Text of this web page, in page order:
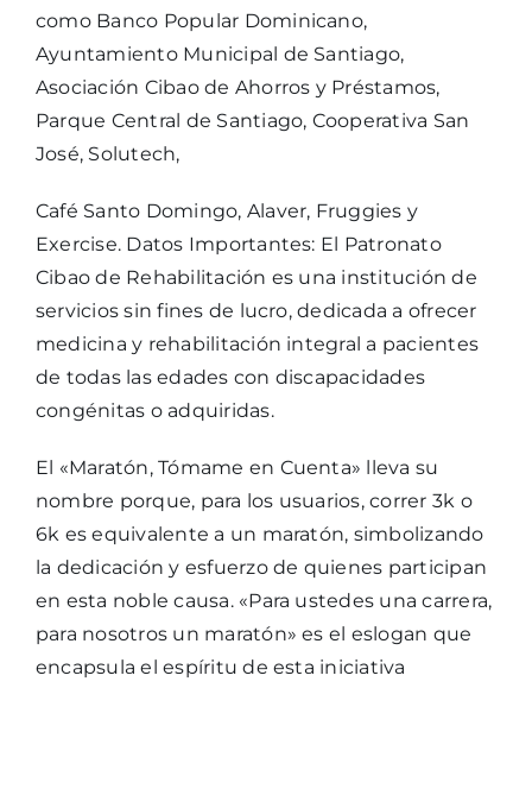
como Banco Popular Dominicano,
Ayuntamiento Municipal de Santiago,
Asociación Cibao de Ahorros y Préstamos,
Parque Central de Santiago, Cooperativa San
José, Solutech,
Café Santo Domingo, Alaver, Fruggies y
Exercise. Datos Importantes: El Patronato
Cibao de Rehabilitación es una institución de
servicios sin fines de lucro, dedicada a ofrecer
medicina y rehabilitación integral a pacientes
de todas las edades con discapacidades
congénitas o adquiridas.
El «Maratón, Tómame en Cuenta» lleva su
nombre porque, para los usuarios, correr 3k o
6k es equivalente a un maratón, simbolizando
la dedicación y esfuerzo de quienes participan
en esta noble causa. «Para ustedes una carrera,
para nosotros un maratón» es el eslogan que
encapsula el espíritu de esta iniciativa